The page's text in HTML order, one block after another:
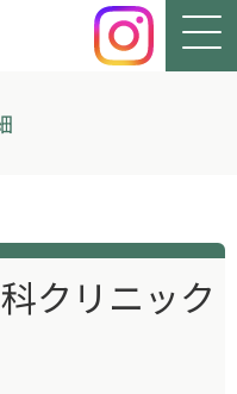
クリニック